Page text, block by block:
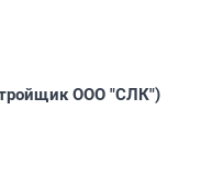
ООО "СЛК")